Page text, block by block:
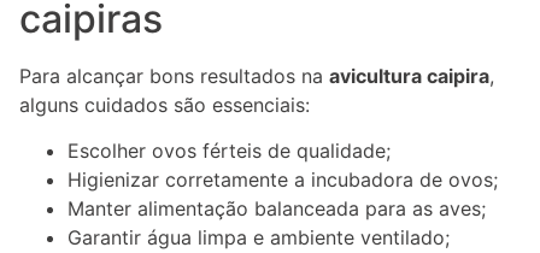
caipiras
Para alcançar bons resultados na avicultura caipira,
alguns cuidados são essenciais:
Escolher ovos férteis de qualidade;
Higienizar corretamente a incubadora de ovos;
Manter alimentação balanceada para as aves;
Garantir água limpa e ambiente ventilado;